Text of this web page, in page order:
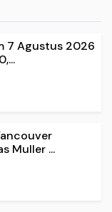
7 Agustus 2026
Muller ...